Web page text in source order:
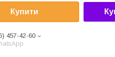
Купити
457-42-60